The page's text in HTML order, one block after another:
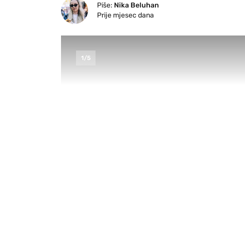
Piše: Nika Beluhan
Prije mjesec dana
1/5